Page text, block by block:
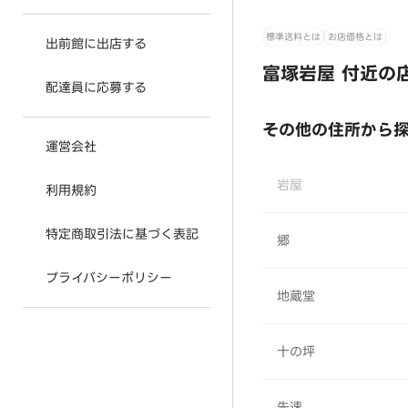
出前館に出店する
配達員に応募する
運営会社
利用規約
特定商取引法に基づく表記
プライバシーポリシー
標準送料とは お店価格とは
富塚岩屋 付近の
その他の住所から
岩屋
郷
地蔵堂
十の坪